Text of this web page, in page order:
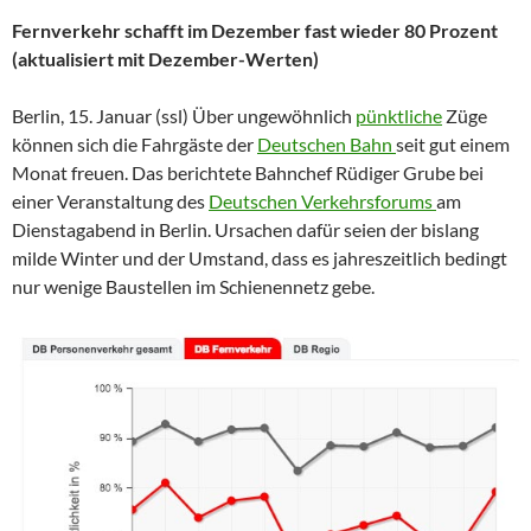
Fernverkehr schafft im Dezember fast wieder 80 Prozent
(aktualisiert mit Dezember-Werten)
Berlin, 15. Januar (ssl) Über ungewöhnlich pünktliche Züge
können sich die Fahrgäste der Deutschen Bahn seit gut einem
Monat freuen. Das berichtete Bahnchef Rüdiger Grube bei
einer Veranstaltung des Deutschen Verkehrsforumsam
Dienstagabend in Berlin. Ursachen dafür seien der bislang
milde Winter und der Umstand, dass es jahreszeitlich bedingt
nur wenige Baustellen im Schienennetz gebe.